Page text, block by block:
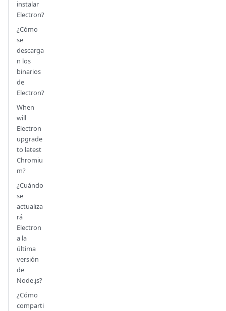
instalar
Electron?
¿Cómo
se
descarga
n los
binarios
de
Electron?
When
will
Electron
upgrade
to latest
Chromiu
m?
¿Cuándo
se
actualiza
rá
Electron
a la
última
versión
de
Node.js?
¿Cómo
comparti